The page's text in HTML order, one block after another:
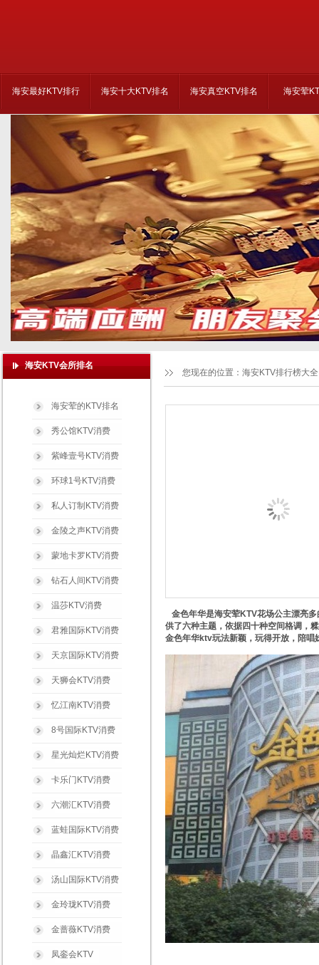
海安最好KTV排行 海安十大KTV排名 海安真空KTV排名 海安荤
您现在的位置： 海安KTV排行榜大全
金色年华是海安荤KTV花场公主漂亮
供了六种主题，依据四十种空间格调，
金色年华ktv玩法新颖，玩得开放，陪唱
海安KTV会所排名
海安荤的KTV排名
秀公馆KTV消费
紫峰壹号KTV消费
环球1号KTV消费
私人订制KTV消费
金陵之声KTV消费
蒙地卡罗KTV消费
钻石人间KTV消费
温莎KTV消费
君雅国际KTV消费
天京国际KTV消费
天狮会KTV消费
忆江南KTV消费
8号国际KTV消费
星光灿烂KTV消费
卡乐门KTV消费
六潮汇KTV消费
蓝蛙国际KTV消费
晶鑫汇KTV消费
汤山国际KTV消费
金玲珑KTV消费
金蔷薇KTV消费
凤銮会KTV